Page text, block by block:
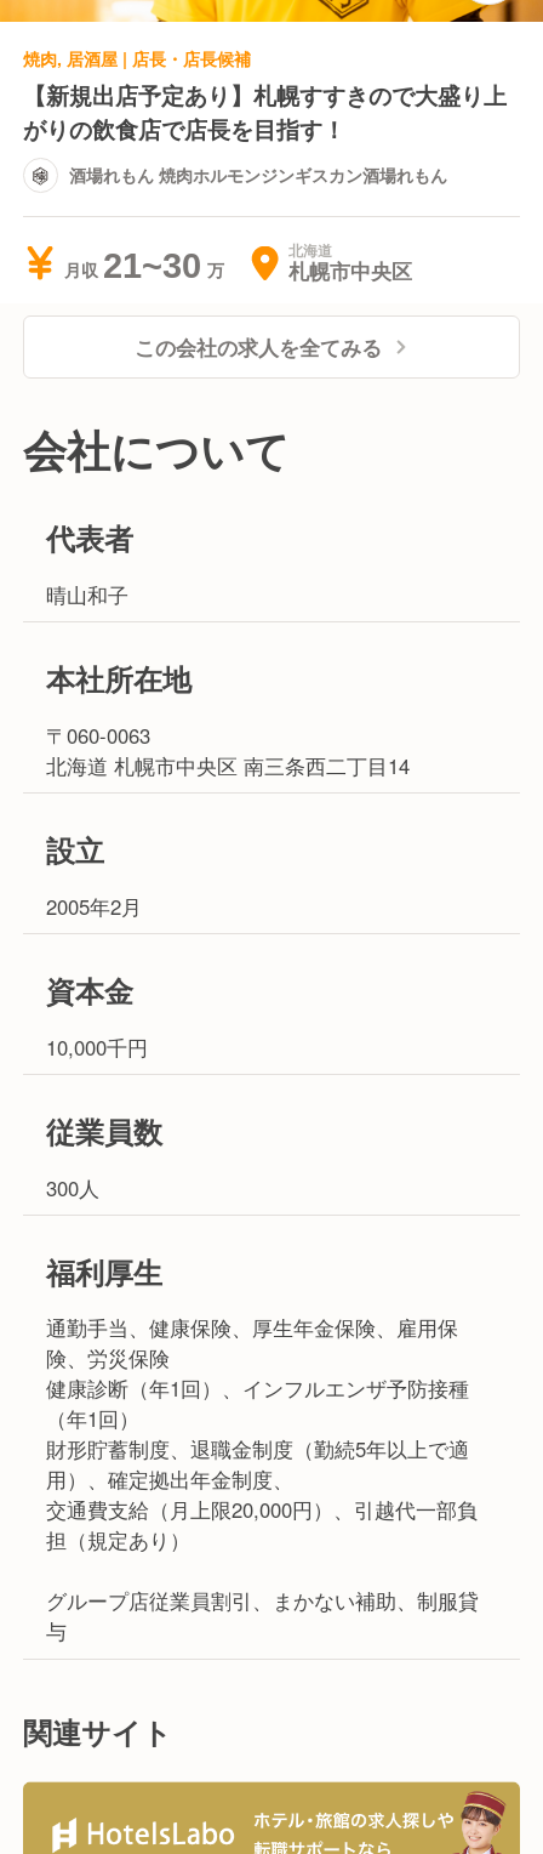
焼肉, 居酒屋 | 店長・店長候補
【新規出店予定あり】札幌すすきので大盛り上
がりの飲食店で店長を目指す！
酒場れもん 焼肉ホルモンジンギスカン酒場れもん
月収 21~30 北海道
札幌市中央区
この会社の求人を全てみる
会社について
代表者
晴山和子
本社所在地
〒060-0063
北海道 札幌市中央区 南三条西二丁目14
設立
2005年2月
資本金
10,000千円
従業員数
300人
福利厚生
通勤手当、健康保険、厚生年金保険、雇用保
険、労災保険
健康診断（年1回）、インフルエンザ予防接種
（年1回）
財形貯蓄制度、退職金制度（勤続5年以上で適
用）、確定拠出年金制度、
交通費支給（月上限20,000円）、引越代一部負
担（規定あり）
グループ店従業員割引、まかない補助、制服貸
与
関連サイト